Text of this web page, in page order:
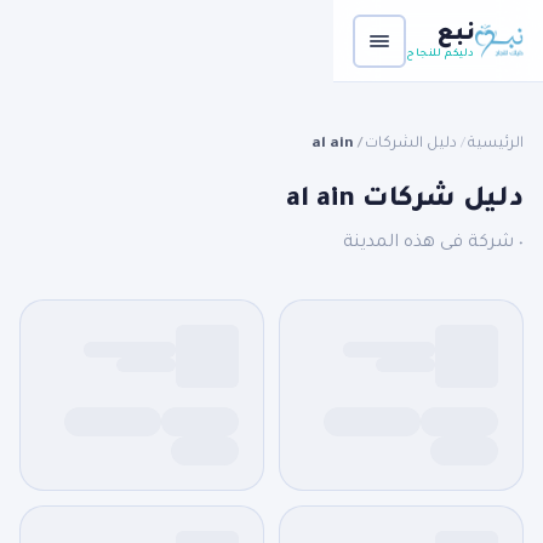
نبع
دليكم للنجاح
الرئيسية/ دليل الشركات /
al ain
دليل شركات al ain
٠ شركة فى هذه المدينة